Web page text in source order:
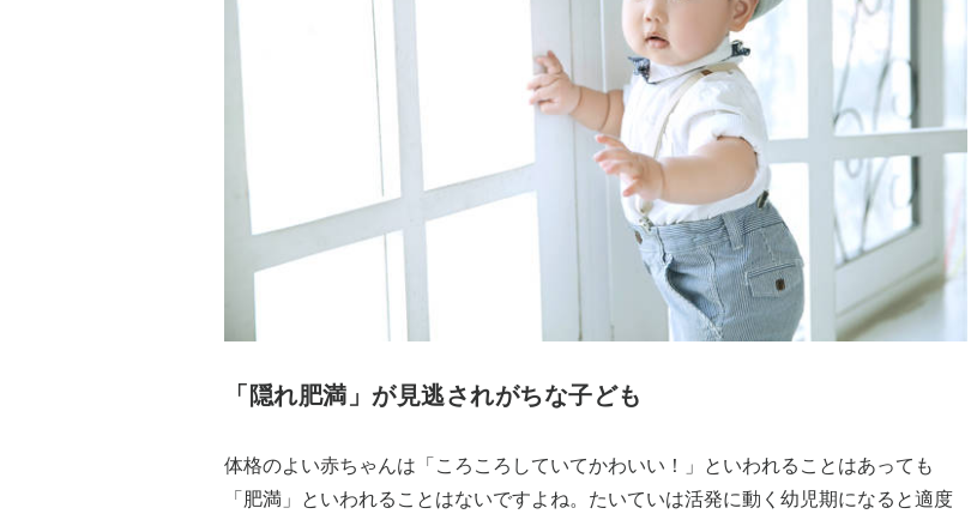
「隠れ肥満」が見逃されがちな子ども
体格のよい赤ちゃんは「ころころしていてかわいい！」といわれることはあっても
「肥満」といわれることはないですよね。たいていは活発に動く幼児期になると適度